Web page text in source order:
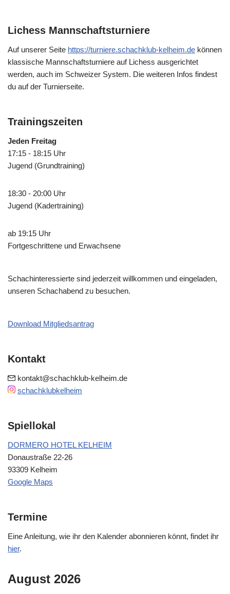
Lichess Mannschaftsturniere
Auf unserer Seite https://turniere.schachklub-kelheim.de können
klassische Mannschaftsturniere auf Lichess ausgerichtet
werden, auch im Schweizer System. Die weiteren Infos findest
du auf der Turnierseite.
Trainingszeiten
Jeden Freitag
17:15 - 18:15 Uhr
Jugend (Grundtraining)
18:30 - 20:00 Uhr
Jugend (Kadertraining)
ab 19:15 Uhr
Fortgeschrittene und Erwachsene
Schachinteressierte sind jederzeit willkommen und eingeladen,
unseren Schachabend zu besuchen.
Download Mitgliedsantrag
Kontakt
kontakt@schachklub-kelheim.de
schachklubkelheim
Spiellokal
DORMERO HOTEL KELHEIM
Donaustraße 22-26
93309 Kelheim
Google Maps
Termine
Eine Anleitung, wie ihr den Kalender abonnieren könnt, findet ihr
hier.
August 2026